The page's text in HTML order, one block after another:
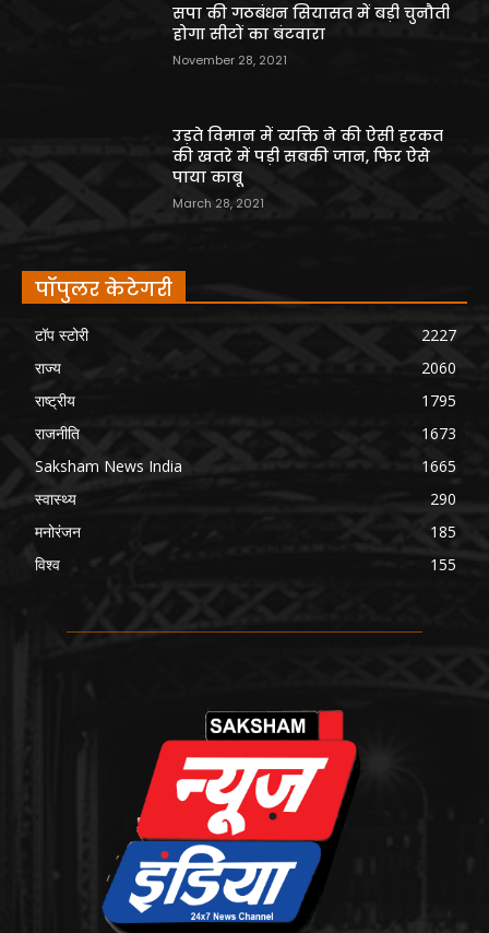
सपा की गठबंधन सियासत में बड़ी चुनौती
होगा सीटों का बंटवारा
November 28, 2021
उड़ते विमान में व्यक्ति ने की ऐसी हरकत
की खतरे में पड़ी सबकी जान, फिर ऐसे
पाया काबू
March 28, 2021
पॉपुलर केटेगरी
टॉप स्टोरी
2227
राज्य
2060
राष्ट्रीय
1795
राजनीति
1673
Saksham News India
1665
स्वास्थ्य
290
मनोरंजन
185
विश्व
155